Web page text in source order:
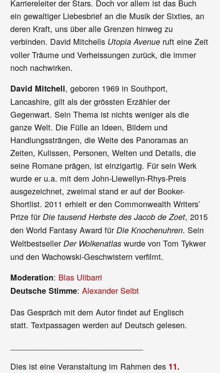
Karriereleiter der Stars. Doch vor allem ist das Buch
ein gewaltiger Liebesbrief an die Musik der Sixties, an
deren Kraft, uns über alle Grenzen hinweg zu
verbinden. David Mitchells Utopia Avenue ruft eine Zeit
voller Träume und Verheissungen zurück, die immer
noch nachwirken.
David Mitchell, geboren 1969 in Southport,
Lancashire, gilt als der grössten Erzähler der
Gegenwart. Sein Thema ist nichts weniger als die
ganze Welt. Die Fülle an Ideen, Bildern und
Handlungssträngen, die Weite des Panoramas an
Zeiten, Kulissen, Personen, Welten und Details, die
seine Romane prägen, ist einzigartig. Für sein Werk
wurde er u.a. mit dem John-Llewellyn-Rhys-Preis
ausgezeichnet, zweimal stand er auf der Booker-
Shortlist. 2011 erhielt er den Commonwealth Writers’
Prize fürDie tausend Herbste des Jacob de Zoet, 2015
den World Fantasy Award fürDie Knochenuhren. Sein
WeltbestsellerDer Wolkenatlas wurde von Tom Tykwer
und den Wachowski-Geschwistern verfilmt.
Moderation: Blas Ulibarri
Deutsche Stimme:Alexander Seibt
Das Gespräch mit dem Autor findet auf Englisch
statt. Textpassagen werden auf Deutsch gelesen.
Dies ist eine Veranstaltung im Rahmen des 11.